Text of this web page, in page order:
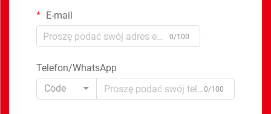
E-mail
0/100
Telefon/WhatsApp
Code
0/100